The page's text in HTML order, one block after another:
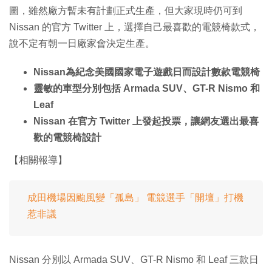
圖，雖然廠方暫未有計劃正式生產，但大家現時仍可到
Nissan 的官方 Twitter 上，選擇自己最喜歡的電競椅款式，
說不定有朝一日廠家會決定生產。
Nissan為紀念美國國家電子遊戲日而設計數款電競椅
靈敏的車型分別包括 Armada SUV、GT-R Nismo 和
Leaf
Nissan 在官方 Twitter 上發起投票，讓網友選出最喜
歡的電競椅設計
【相關報導】
成田機場因颱風變「孤島」 電競選手「開壇」打機
惹非議
Nissan 分別以 Armada SUV、GT-R Nismo 和 Leaf 三款日